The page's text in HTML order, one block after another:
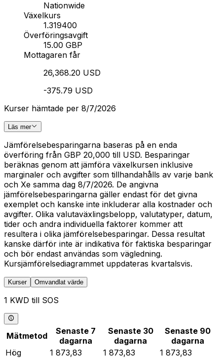
Nationwide
Växelkurs
1.319400
Överföringsavgift
15.00 GBP
Mottagaren får
26,368.20 USD
-375.79 USD
Kurser hämtade per 8/7/2026
Läs mer
Jämförelsebesparingarna baseras på en enda
överföring från GBP 20,000 till USD. Besparingar
beräknas genom att jämföra växelkursen inklusive
marginaler och avgifter som tillhandahålls av varje bank
och Xe samma dag 8/7/2026. De angivna
jämförelsebesparingarna gäller endast för det givna
exemplet och kanske inte inkluderar alla kostnader och
avgifter. Olika valutaväxlingsbelopp, valutatyper, datum,
tider och andra individuella faktorer kommer att
resultera i olika jämförelsebesparingar. Dessa resultat
kanske därför inte är indikativa för faktiska besparingar
och bör endast användas som vägledning.
Kursjämförelsediagrammet uppdateras kvartalsvis.
Kurser Omvandlat värde
1 KWD till SOS
Mätmetod
Senaste 7
dagarna
Senaste 30
dagarna
Senaste 90
dagarna
Hög
1 873,83 1 873,83
1 873,83